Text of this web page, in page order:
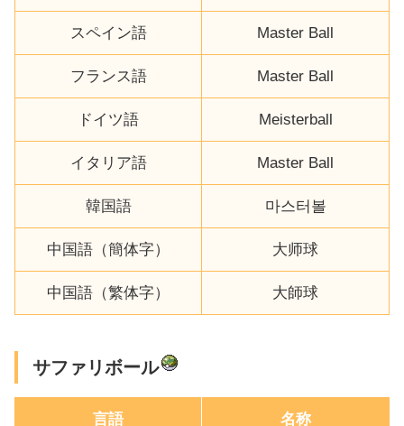
スペイン語 Master Ball
フランス語 Master Ball
ドイツ語 Meisterball
イタリア語 Master Ball
韓国語 마스터볼
中国語（簡体字） 大师球
中国語（繁体字） 大師球
サファリボール
言語 名称